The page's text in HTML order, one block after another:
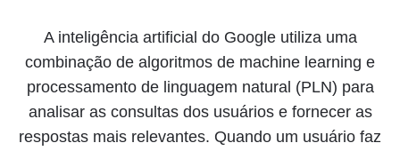
A inteligência artificial do Google utiliza uma
combinação de algoritmos de machine learning e
processamento de linguagem natural (PLN) para
analisar as consultas dos usuários e fornecer as
respostas mais relevantes. Quando um usuário faz